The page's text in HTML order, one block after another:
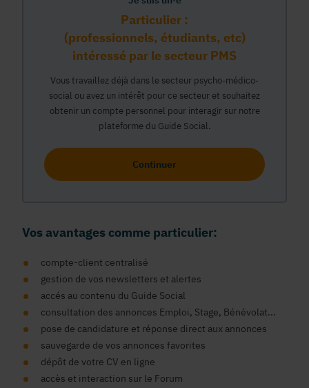
Particulier :
(professionnels, étudiants, etc)
intéressé par le secteur PMS
Vous travaillez déjà dans le secteur psycho-médico-
social ou avez un intérêt pour ce secteur et souhaitez
obtenir un compte personnel pour interagir sur notre
plateforme du Guide Social.
Continuer
Vos avantages comme particulier:
compte-client centralisé
gestion de vos newsletters et alertes
accés au contenu du Guide Social
consultation des annonces Emploi, Stage, Bénévolat...
pose de candidature et réponse direct aux annonces
sauvegarde de vos annonces favorites
dépôt de votre CV en ligne
accès et interaction sur le Forum